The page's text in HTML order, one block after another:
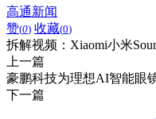
高通新闻
赞(0) 收藏(0)
拆解视频：Xiaomi小米
上一篇
豪鹏科技为理想AI智能眼
下一篇